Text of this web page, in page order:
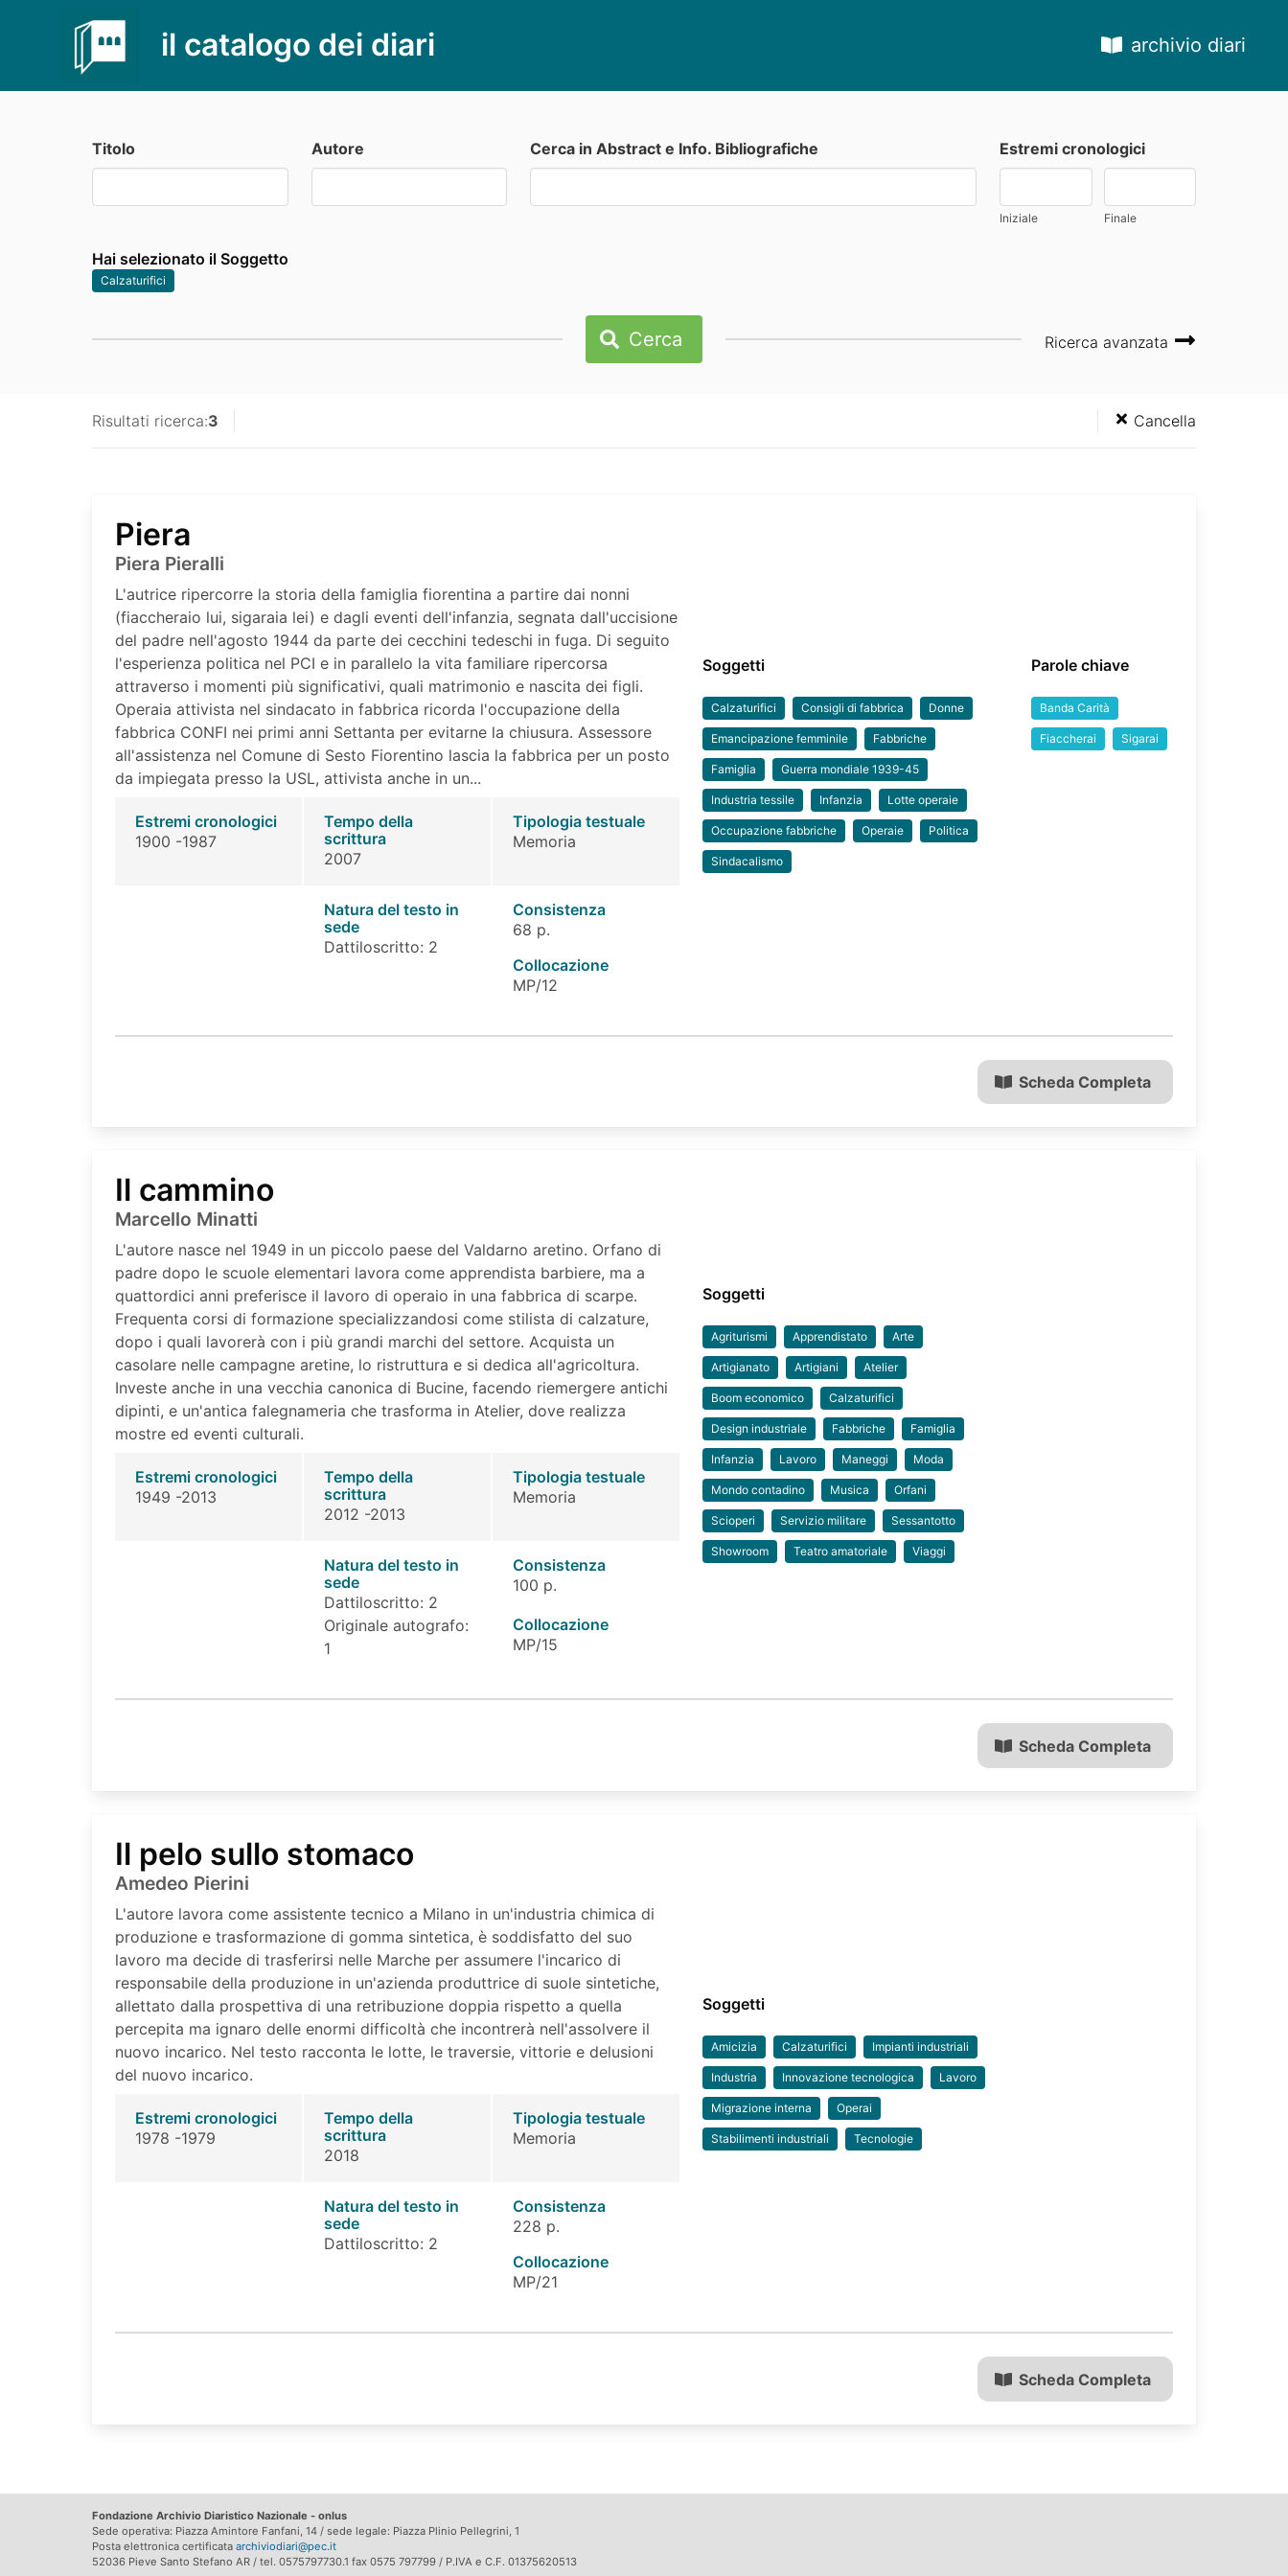
il catalogo dei diari archivio diari
Titolo Autore Cerca in Abstract e Info. Bibliografiche Estremi cronologici
Iniziale Finale
Hai selezionato il Soggetto
Calzaturifici
Cerca Ricerca avanzata
Risultati ricerca:3 Cancella
Piera
Piera Pieralli
L'autrice ripercorre la storia della famiglia fiorentina a partire dai nonni
(fiaccheraio lui, sigaraia lei) e dagli eventi dell'infanzia, segnata dall'uccisione
del padre nell'agosto 1944 da parte dei cecchini tedeschi in fuga. Di seguito
l'esperienza politica nel PCI e in parallelo la vita familiare ripercorsa
attraverso i momenti più significativi, quali matrimonio e nascita dei figli.
Operaia attivista nel sindacato in fabbrica ricorda l'occupazione della
fabbrica CONFI nei primi anni Settanta per evitarne la chiusura. Assessore
all'assistenza nel Comune di Sesto Fiorentino lascia la fabbrica per un posto
da impiegata presso la USL, attivista anche in un...
Estremi cronologici
1900 -1987
Tempo della
scrittura
2007
Tipologia testuale
Memoria
Natura del testo in
sede
Dattiloscritto: 2
Consistenza
68 p.
Collocazione
MP/12
Soggetti
Calzaturifici Consigli di fabbrica Donne
Emancipazione femminile Fabbriche
Famiglia Guerra mondiale 1939-45
Industria tessile Infanzia Lotte operaie
Occupazione fabbriche Operaie Politica
Sindacalismo
Parole chiave
Banda Carità
Fiaccherai Sigarai
Scheda Completa
Il cammino
Marcello Minatti
L'autore nasce nel 1949 in un piccolo paese del Valdarno aretino. Orfano di
padre dopo le scuole elementari lavora come apprendista barbiere, ma a
quattordici anni preferisce il lavoro di operaio in una fabbrica di scarpe.
Frequenta corsi di formazione specializzandosi come stilista di calzature,
dopo i quali lavorerà con i più grandi marchi del settore. Acquista un
casolare nelle campagne aretine, lo ristruttura e si dedica all'agricoltura.
Investe anche in una vecchia canonica di Bucine, facendo riemergere antichi
dipinti, e un'antica falegnameria che trasforma in Atelier, dove realizza
mostre ed eventi culturali.
Estremi cronologici
1949 -2013
Tempo della
scrittura
2012 -2013
Tipologia testuale
Memoria
Natura del testo in
sede
Dattiloscritto: 2
Originale autografo:
1
Consistenza
100 p.
Collocazione
MP/15
Soggetti
Agriturismi Apprendistato Arte
Artigianato Artigiani Atelier
Boom economico Calzaturifici
Design industriale Fabbriche Famiglia
Infanzia Lavoro Maneggi Moda
Mondo contadino Musica Orfani
Scioperi Servizio militare Sessantotto
Showroom Teatro amatoriale Viaggi
Scheda Completa
Il pelo sullo stomaco
Amedeo Pierini
L'autore lavora come assistente tecnico a Milano in un'industria chimica di
produzione e trasformazione di gomma sintetica, è soddisfatto del suo
lavoro ma decide di trasferirsi nelle Marche per assumere l'incarico di
responsabile della produzione in un'azienda produttrice di suole sintetiche,
allettato dalla prospettiva di una retribuzione doppia rispetto a quella
percepita ma ignaro delle enormi difficoltà che incontrerà nell'assolvere il
nuovo incarico. Nel testo racconta le lotte, le traversie, vittorie e delusioni
del nuovo incarico.
Estremi cronologici
1978 -1979
Tempo della
scrittura
2018
Tipologia testuale
Memoria
Natura del testo in
sede
Dattiloscritto: 2
Consistenza
228 p.
Collocazione
MP/21
Soggetti
Amicizia Calzaturifici Impianti industriali
Industria Innovazione tecnologica Lavoro
Migrazione interna Operai
Stabilimenti industriali Tecnologie
Scheda Completa
Fondazione Archivio Diaristico Nazionale - onlus
Sede operativa: Piazza Amintore Fanfani, 14 / sede legale: Piazza Plinio Pellegrini, 1
Posta elettronica certificata archiviodiari@pec.it
52036 Pieve Santo Stefano AR / tel. 0575797730.1 fax 0575 797799 / P.IVA e C.F. 01375620513